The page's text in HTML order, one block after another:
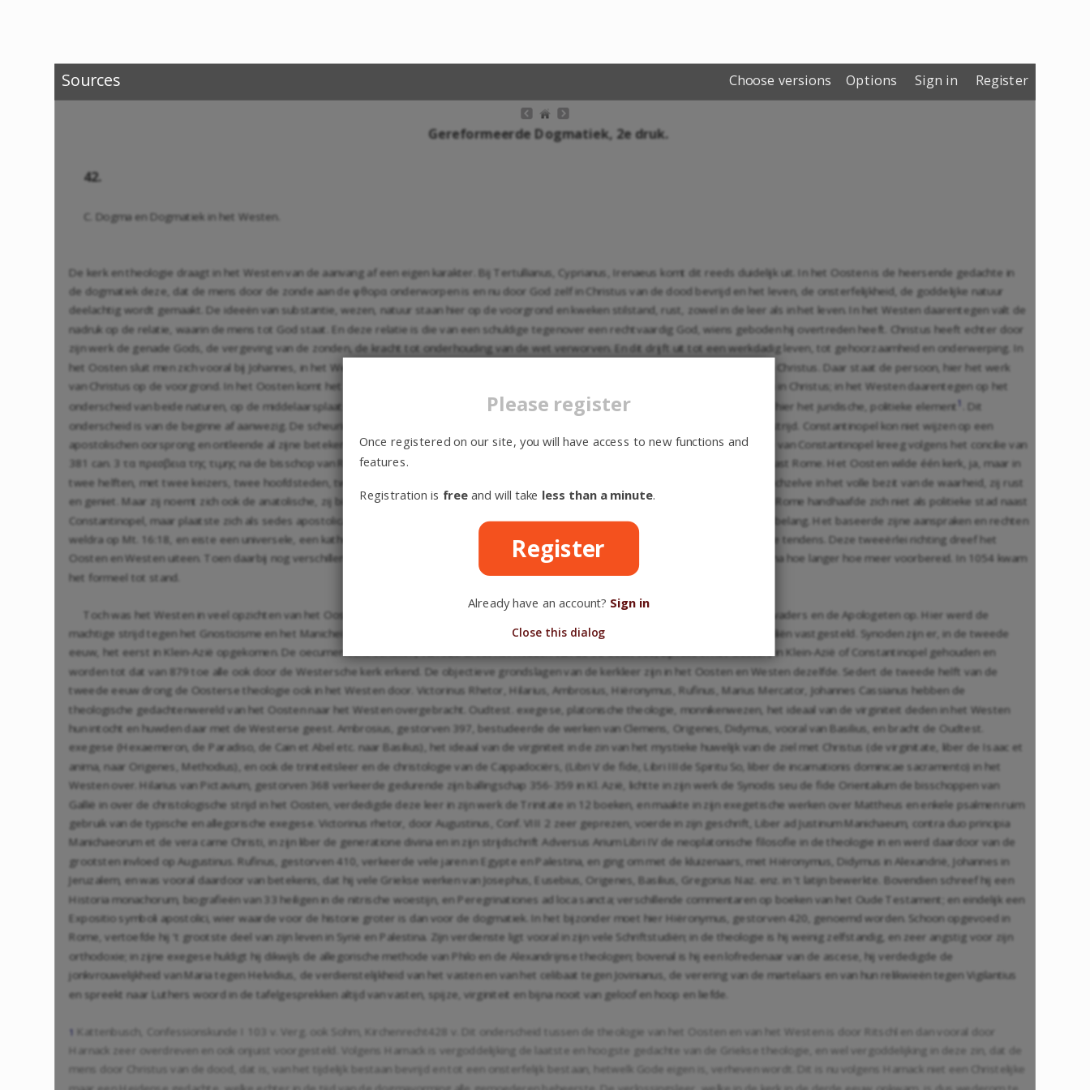
Sources Choose versions Options Sign in Register
Please register
Once registered on our site, you will have access to new functions and
features.
Registration is free and will take less than a minute.
Register
Already have an account? Sign in
Close this dialog
Gereformeerde Dogmatiek, 2e druk.
42.
C. Dogma en Dogmatiek in het Westen.
De kerk en theologie draagt in het Westen van de aanvang af een eigen karakter. Bij Tertullianus, Cyprianus, Irenaeus komt dit reeds duidelijk uit. In het Oosten is de heersende gedachte in
de dogmatiek deze, dat de mens door de zonde aan de φθορα onderworpen is en nu door God zelf in Christus van de dood bevrijd en het leven, de onsterfelijkheid, de goddelijke natuur
deelachtig wordt gemaakt. De ideeën van substantie, wezen, natuur staan hier op de voorgrond en kweken stilstand, rust, zowel in de leer als in het leven. In het Westen daarentegen valt de
nadruk op de relatie, waarin de mens tot God staat. En deze relatie is die van een schuldige tegenover een rechtvaardig God, wiens geboden hij overtreden heeft. Christus heeft echter door
zijn werk de genade Gods, de vergeving van de zonden, de kracht tot onderhouding van de wet verworven. En dit drijft uit tot een werkdadig leven, tot gehoorzaamheid en onderwerping. In
het Oosten sluit men zich vooral bij Johannes, in het Westen bij Paulus aan. Daar ligt het zwaartepunt in de vleeswording, hier in de dood van Christus. Daar staat de persoon, hier het werk
van Christus op de voorgrond. In het Oosten komt het in de eerste plaats aan op de godmenselijke natuur, op de eenheid van beide naturen in Christus; in het Westen daarentegen op het
onderscheid van beide naturen, op de middelaarsplaats, welke Christus tussen God en mens inneemt. Daar heerst het mystieke, liturgische, hier het juridische, politieke element 1
. Dit
onderscheid is van de beginne af aanwezig. De scheuring was een kwestie van tijd. Met de opkomst van Constantinopel begon de openlijke strijd. Constantinopel kon niet wijzen op een
apostolischen oorsprong en ontleende al zijne betekenis aan de politiek, aan het keizerlijk hof. Het wilde een tweede Rome zijn. De bisschop van Constantinopel kreeg volgens het concilie van
381 can. 3 τα πρεσβεια της τιμης na de bisschop van Rome, δια το ειναι αυτην νεαν Rωμην. Daarmee was het tevreden, met een plaats naast Rome. Het Oosten wilde één kerk, ja, maar in
twee helften, met twee keizers, twee hoofdsteden, twee bisschoppen van gelijke rang. De Griekse kerk noemt zich de orthodoxe, zij acht zichzelve in het volle bezit van de waarheid, zij rust
en geniet. Maar zij noemt zich ook de anatolische, zij bindt zich aan een bepaald land en is hiermee voldaan. Heel anders was het met Rome. Rome handhaafde zich niet als politieke stad naast
Constantinopel, maar plaatste zich als sedes apostolica hoog boven Constantinopel. Rome vertegenwoordigde en verdedigde een religieus belang. Het baseerde zijne aanspraken en rechten
weldra op Mt. 16:18 , en eiste een universele, een katholieke plaats. In de Westerse kerk zit daarom een agressieve, een wereldveroverende tendens. Deze tweeërlei richting dreef het
Oosten en Westen uiteen. Toen daarbij nog verschillen kwamen in gebruiken, riten en vooral in de belijdenis van het filioque, werd het schisma hoe langer hoe meer voorbereid. In 1054 kwam
het formeel tot stand.
Toch was het Westen in veel opzichten van het Oosten afhankelijk Hier was toch het eerst de kerk gesticht. Hier traden de Apostolische vaders en de Apologeten op. Hier werd de
machtige strijd tegen het Gnosticisme en het Manicheïsme gestreden. Hier werden de theologische en christologische dogmata op de conciliën vastgesteld. Synoden zijn er, in de tweede
eeuw, het eerst in Klein-Azië opgekomen. De oecumenische conciliën, van 325 af tot het midden van de 9e eeuw toe, zijn alle in het Oosten, in Klein-Azië of Constantinopel gehouden en
worden tot dat van 879 toe alle ook door de Westersche kerk erkend. De objectieve grondslagen van de kerkleer zijn in het Oosten en Westen dezelfde. Sedert de tweede helft van de
tweede eeuw drong de Oosterse theologie ook in het Westen door. Victorinus Rhetor, Hilarius, Ambrosius, Hiëronymus, Rufinus, Marius Mercator, Johannes Cassianus hebben de
theologische gedachtenwereld van het Oosten naar het Westen overgebracht. Oudtest. exegese, platonische theologie, monnikenwezen, het ideaal van de virginiteit deden in het Westen
hun intocht en huwden daar met de Westerse geest. Ambrosius, gestorven 397, bestudeerde de werken van Clemens, Origenes, Didymus, vooral van Basilius, en bracht de Oudtest.
exegese (Hexaemeron, de Paradiso, de Cain et Abel etc. naar Basilius), het ideaal van de virginiteit in de zin van het mystieke huwelijk van de ziel met Christus (de virginitate, liber de Isaac et
anima, naar Origenes, Methodius), en ook de triniteitsleer en de christologie van de Cappadociërs, (Libri V de fide, Libri IIIde Spiritu So, liber de incarnationis dominicae sacramento) in het
Westen over. Hilarius van Pictavium, gestorven 368 verkeerde gedurende zijn ballingschap 356-359 in Kl. Azië, lichtte in zijn werk de Synodis seu de fide Orientalium de bisschoppen van
Gallië in over de christologische strijd in het Oosten, verdedigde deze leer in zijn werk de Trinitate in 12 boeken, en maakte in zijn exegetische werken over Mattheus en enkele psalmen ruim
gebruik van de typische en allegorische exegese. Victorinus rhetor, door Augustinus, Conf. VIII 2 zeer geprezen, voerde in zijn geschrift, Liber ad Justinum Manichaeum, contra duo principia
Manichaeorum et de vera carne Christi, in zijn liber de generatione divina en in zijn strijdschrift Adversus Arium Libri IV de neoplatonische filosofie in de theologie in en werd daardoor van de
grootsten invloed op Augustinus. Rufinus, gestorven 410, verkeerde vele jaren in Egypte en Palestina, en ging om met de kluizenaars, met Hiëronymus, Didymus in Alexandrië, Johannes in
Jeruzalem, en was vooral daardoor van betekenis, dat hij vele Griekse werken van Josephus, Eusebius, Origenes, Basilius, Gregorius Naz. enz. in ‘t latijn bewerkte. Bovendien schreef hij een
Historia monachorum, biografieën van 33 heiligen in de nitrische woestijn, en Peregrinationes ad loca sancta; verschillende commentaren op boeken van het Oude Testament; en eindelijk een
Expositio symboli apostolici, wier waarde voor de historie groter is dan voor de dogmatiek. In het bijzonder moet hier Hiëronymus, gestorven 420, genoemd worden. Schoon opgevoed in
Rome, vertoefde hij ‘t grootste deel van zijn leven in Syrië en Palestina. Zijn verdienste ligt vooral in zijn vele Schriftstudiën; in de theologie is hij weinig zelfstandig, en zeer angstig voor zijn
orthodoxie; in zijne exegese huldigt hij dikwijls de allegorische methode van Philo en de Alexandrijnse theologen; bovenal is hij een lofredenaar van de ascese, hij verdedigde de
jonkvrouwelijkheid van Maria tegen Helvidius, de verdienstelijkheid van het vasten en van het celibaat tegen Jovinianus, de verering van de martelaars en van hun relikwieën tegen Vigilantius
en spreekt naar Luthers woord in de tafelgesprekken altijd van vasten, spijze, virginiteit en bijna nooit van geloof en hoop en liefde.
1 Kattenbusch, Confessionskunde I 103 v. Verg. ook Sohm, Kirchenrecht428 v. Dit onderscheid tussen de theologie van het Oosten en van het Westen is door Ritschl en dan vooral door
Harnack zeer overdreven en ook onjuist voorgesteld. Volgens Harnack is vergoddelijking de laatste en hoogste gedachte van de Griekse theologie, en wel vergoddelijking in deze zin, dat de
mens door Christus van de dood, dat is, van het tijdelijk bestaan bevrijd en tot een onsterfelijk bestaan, hetwelk Gode eigen is, verheven wordt. Dit is nu volgens Harnack niet een Christelijke